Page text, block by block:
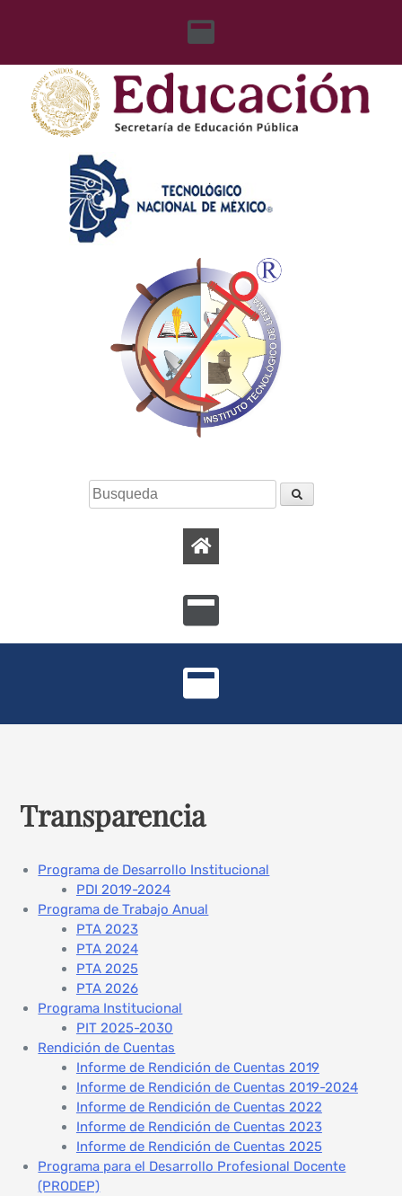
Transparencia
Programa de Desarrollo Institucional
PDI 2019-2024
Programa de Trabajo Anual
PTA 2023
PTA 2024
PTA 2025
PTA 2026
Programa Institucional
PIT 2025-2030
Rendición de Cuentas
Informe de Rendición de Cuentas 2019
Informe de Rendición de Cuentas 2019-2024
Informe de Rendición de Cuentas 2022
Informe de Rendición de Cuentas 2023
Informe de Rendición de Cuentas 2025
Programa para el Desarrollo Profesional Docente
(PRODEP)